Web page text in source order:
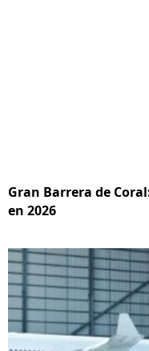
Gran Barrera de
en 2026